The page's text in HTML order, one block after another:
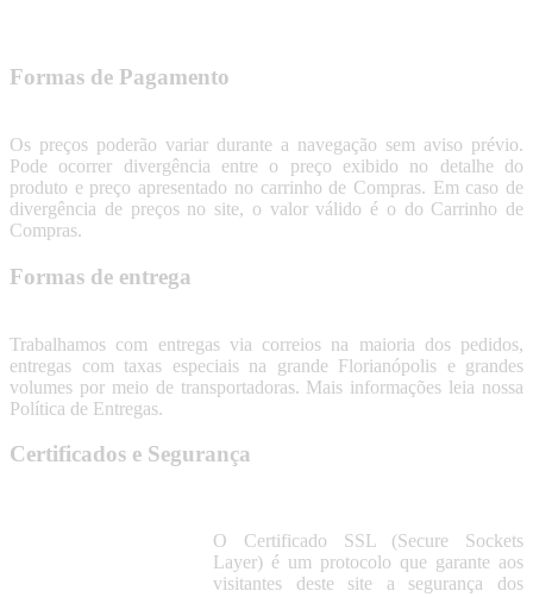
Formas de Pagamento
Os preços poderão variar durante a navegação sem aviso prévio.
Pode ocorrer divergência entre o preço exibido no detalhe do
produto e preço apresentado no carrinho de Compras. Em caso de
divergência de preços no site, o valor válido é o do Carrinho de
Compras.
Formas de entrega
Trabalhamos com entregas via correios na maioria dos pedidos,
entregas com taxas especiais na grande Florianópolis e grandes
volumes por meio de transportadoras. Mais informações leia nossa
Política de Entregas.
Certificados e Segurança
O Certificado SSL (Secure Sockets
Layer) é um protocolo que garante aos
visitantes deste site a segurança dos